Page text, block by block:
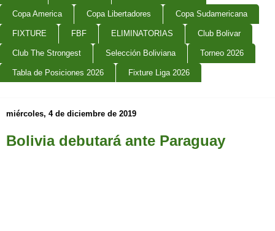
Copa America Copa Libertadores Copa Sudamericana
FIXTURE FBF ELIMINATORIAS Club Bolivar
Club The Strongest Selección Boliviana Torneo 2026
Tabla de Posiciones 2026 Fixture Liga 2026
miércoles, 4 de diciembre de 2019
Bolivia debutará ante Paraguay